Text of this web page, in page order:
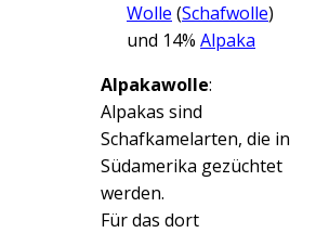
Wolle (Schafwolle)
und 14% Alpaka
Alpakawolle:
Alpakas sind
Schafkamelarten, die in
Südamerika gezüchtet
werden.
Für das dort